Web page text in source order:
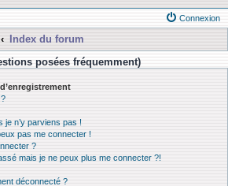
Connexion
Index du forum
posées fréquemment)
je n’y parviens pas !
pas me connecter !
?
mais je ne peux plus me connecter ?!
déconnecté ?